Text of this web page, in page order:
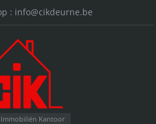
: info@cikdeurne.be
Kantoor